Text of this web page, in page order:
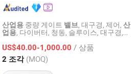
산업용 중량 게이트 밸브 , 대구경, 제어, 산
업용 , 다이버터, 청동, 슬루이스, 대구경,
US$40.00-1,000.00 / 상품
2 조각 (MOQ)
Co., Ltd.
이후 2024